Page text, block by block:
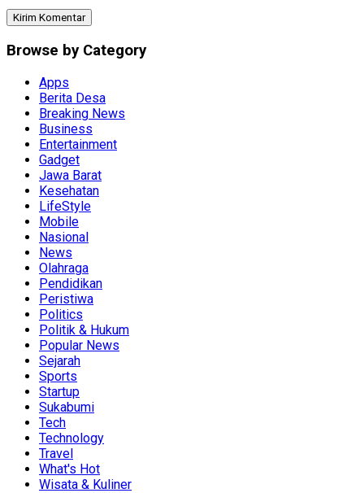
Browse by Category
Apps
Berita Desa
Breaking News
Business
Entertainment
Gadget
Jawa Barat
Kesehatan
LifeStyle
Mobile
Nasional
News
Olahraga
Pendidikan
Peristiwa
Politics
Politik & Hukum
Popular News
Sejarah
Sports
Startup
Sukabumi
Tech
Technology
Travel
What's Hot
Wisata & Kuliner